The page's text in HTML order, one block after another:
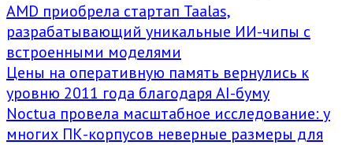
AMD приобрела стартап Taalas,
разрабатывающий уникальные ИИ-чипы с
встроенными моделями
Цены на оперативную память вернулись к
уровню 2011 года благодаря AI-буму
Noctua провела масштабное исследование: у
многих ПК-корпусов неверные размеры для